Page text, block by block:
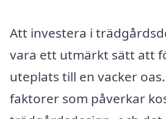
Att investera i
vara ett utmärkt sätt att
uteplats till en vacker
faktorer som påverkar